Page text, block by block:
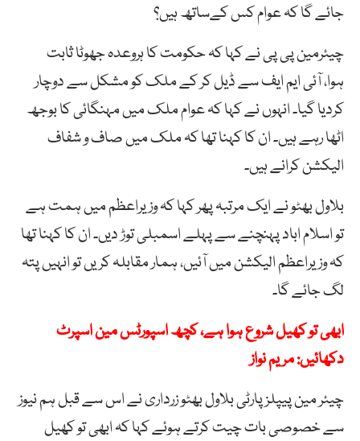
جائے گا کہ عوام کس کےساتھ ہیں؟
چیئرمین پی پی نے کہا کہ حکومت کا ہروعدہ جھوٹا ثابت
ہوا، آئی ایم ایف سے ڈیل کر کے ملک کو مشکل سے دوچار
کردیا گیا۔ انہوں نے کہا کہ عوام ملک میں مہنگائی کا بوجھ
اٹھا رہے ہیں۔ ان کا کہنا تھا کہ ملک میں صاف و شفاف
الیکشن کرانے ہیں۔
بلاول بھٹو نے ایک مرتبہ پھر کہا کہ وزیراعظم میں ہمت ہے
تو اسلام اباد پہنچنے سے پہلے اسمبلی توڑ دیں۔ ان کا کہنا تھا
کہ وزیراعظم الیکشن میں آئیں، ہمار مقابلہ کریں تو انہیں پتہ
لگ جائے گا۔
ابھی تو کھیل شروع ہوا ہے، کچھ اسپورٹس مین اسپرٹ
دکھائیں: مریم نواز
چیئر مین پیپلز پارٹی بلاول بھٹو زرداری نے اس سے قبل ہم نیوز
سے خصوصی بات چیت کرتے ہوئے کہا کہ ابھی تو کھیل